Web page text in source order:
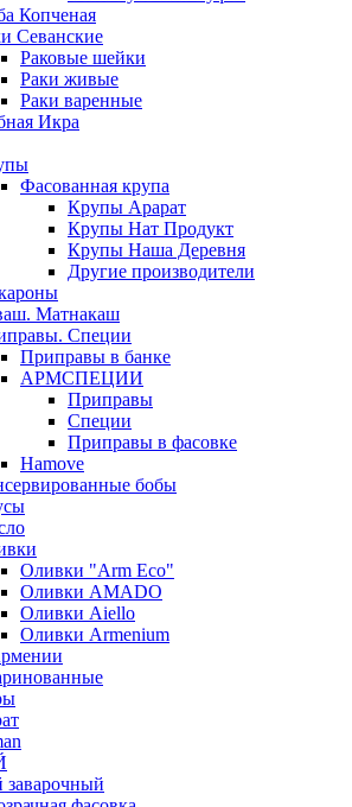
Копченая
Севанские
Раковые шейки
Раки живые
Раки варенные
Икра
Фасованная крупа
Крупы Арарат
Крупы Нат Продукт
Крупы Наша Деревня
Другие производители
Матнакаш
Специи
Приправы в банке
АРМСПЕЦИИ
Приправы
Специи
Приправы в фасовке
Hamove
бобы
Оливки "Arm Eco"
Оливки AMADO
Оливки Aiello
Оливки Armenium
заварочный